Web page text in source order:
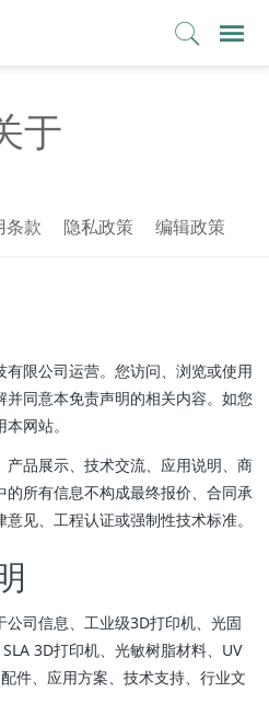
于
条款 隐私政策 编辑政策
限公司运营。您访问、浏览或使用
同意本免责声明的相关内容。如您
网站。
品展示、技术交流、应用说明、商
所有信息不构成最终报价、合同承
见、工程认证或强制性技术标准。
司信息、工业级3D打印机、光固
3D打印机、光敏树脂材料、UV
件、应用方案、技术支持、行业文